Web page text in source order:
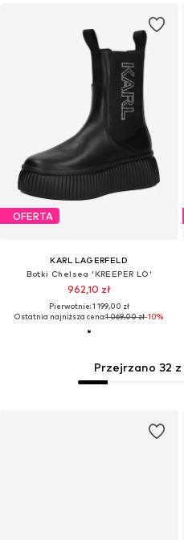
OFERTA
KARL LAGERFELD
Botki Chelsea 'KREEPER LO'
962,10 zł
Pierwotnie: 1 199,00 zł
Ostatnia najniższa cena:1 069,00 zł-10%
Przejrzano 32